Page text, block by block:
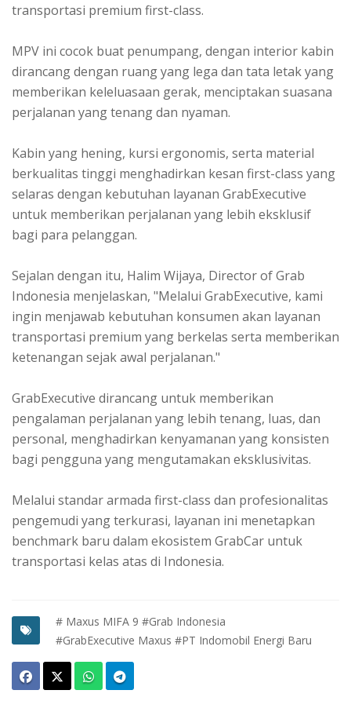
transportasi premium first-class.
MPV ini cocok buat penumpang, dengan interior kabin
dirancang dengan ruang yang lega dan tata letak yang
memberikan keleluasaan gerak, menciptakan suasana
perjalanan yang tenang dan nyaman.
Kabin yang hening, kursi ergonomis, serta material
berkualitas tinggi menghadirkan kesan first-class yang
selaras dengan kebutuhan layanan GrabExecutive
untuk memberikan perjalanan yang lebih eksklusif
bagi para pelanggan.
Sejalan dengan itu, Halim Wijaya, Director of Grab
Indonesia menjelaskan, "Melalui GrabExecutive, kami
ingin menjawab kebutuhan konsumen akan layanan
transportasi premium yang berkelas serta memberikan
ketenangan sejak awal perjalanan."
GrabExecutive dirancang untuk memberikan
pengalaman perjalanan yang lebih tenang, luas, dan
personal, menghadirkan kenyamanan yang konsisten
bagi pengguna yang mengutamakan eksklusivitas.
Melalui standar armada first-class dan profesionalitas
pengemudi yang terkurasi, layanan ini menetapkan
benchmark baru dalam ekosistem GrabCar untuk
transportasi kelas atas di Indonesia.
# Maxus MIFA 9 #Grab Indonesia
#GrabExecutive Maxus #PT Indomobil Energi Baru